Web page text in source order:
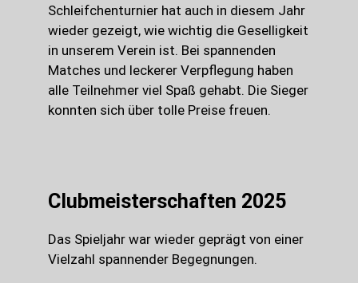
Schleifchenturnier hat auch in diesem Jahr
wieder gezeigt, wie wichtig die Geselligkeit
in unserem Verein ist. Bei spannenden
Matches und leckerer Verpflegung haben
alle Teilnehmer viel Spaß gehabt. Die Sieger
konnten sich über tolle Preise freuen.
Clubmeisterschaften 2025
Das Spieljahr war wieder geprägt von einer
Vielzahl spannender Begegnungen.